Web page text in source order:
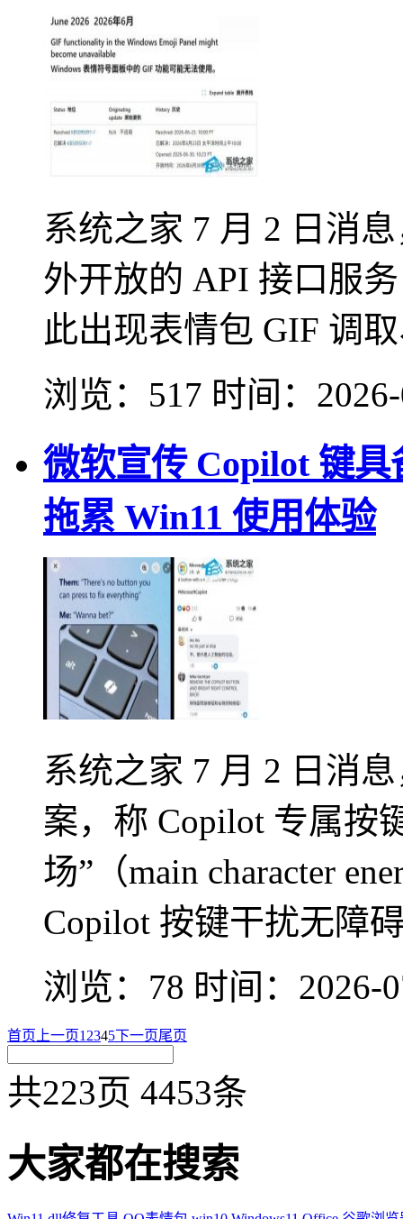
系统之家 7 月 2 日消
外开放的 API 接口服
此出现表情包 GIF 调
浏览：517 时间：
微软宣传 Copilot 键
拖累 Win11 使用体验
系统之家 7 月 2 日消
案，称 Copilot 专属按
场”（main character
Copilot 按键干扰无障
浏览：78 时间： 2026-
首页 上一页1 2345下一页尾页
共223页 4453条
大家都在搜索